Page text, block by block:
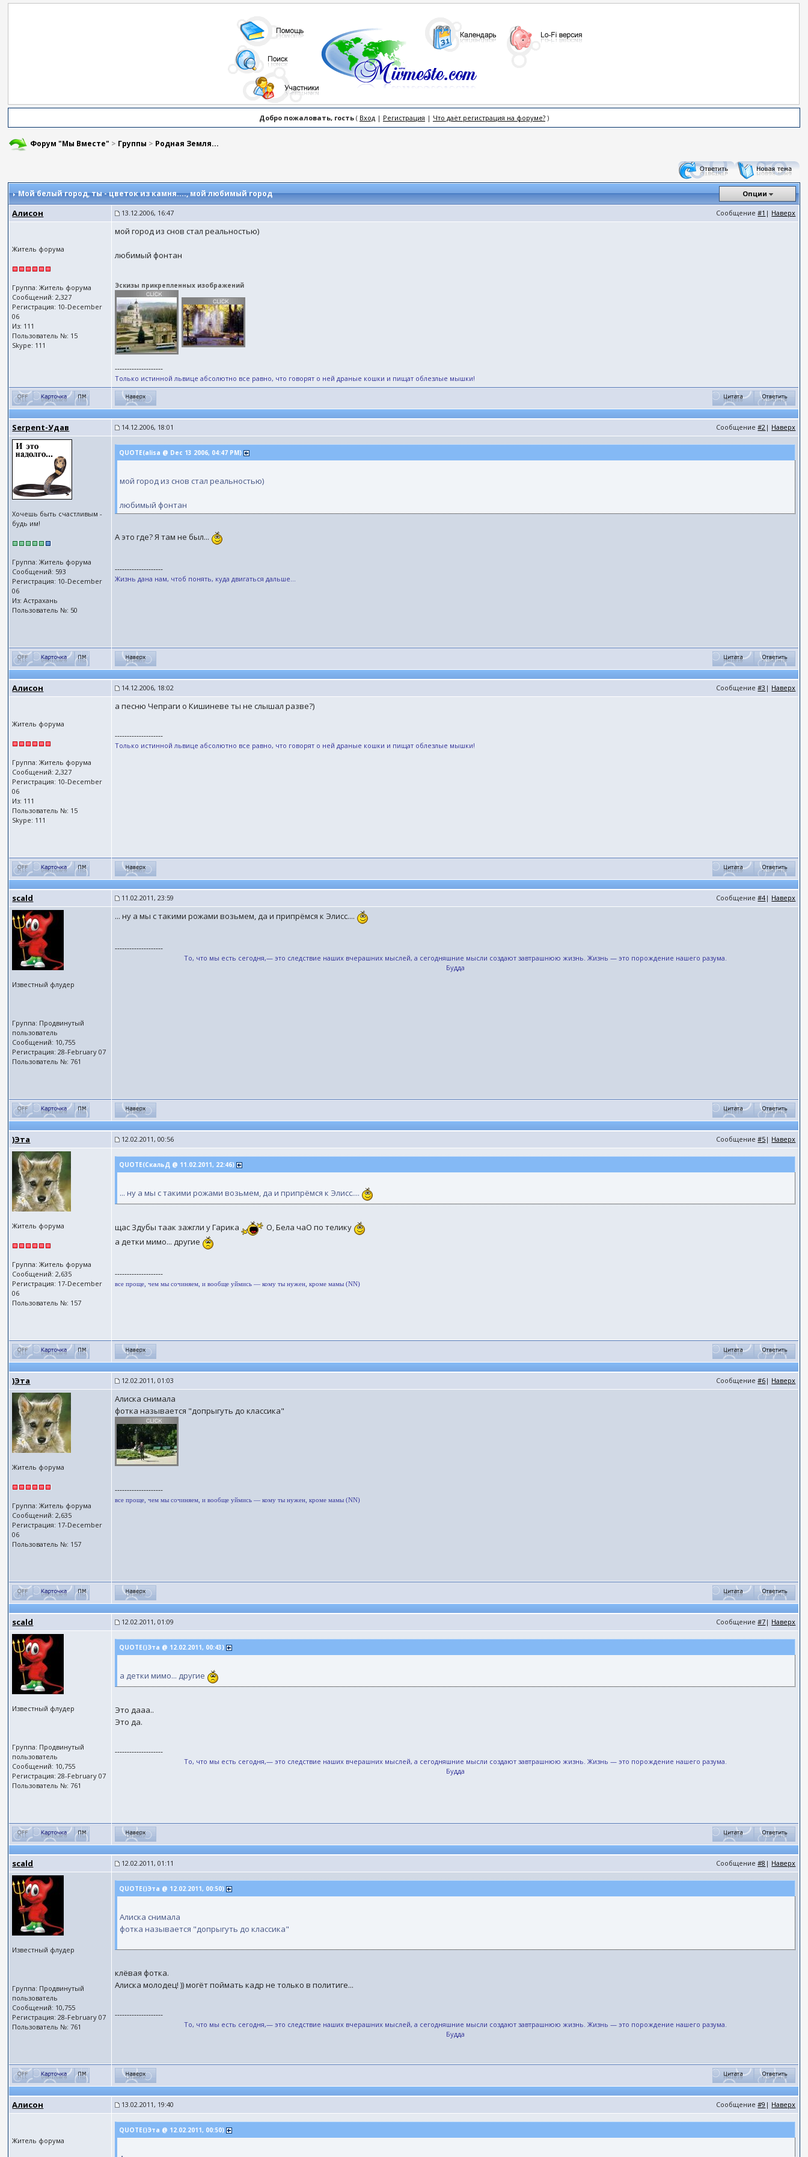
Добро пожаловать, гость( Вход| Регистрация | Что даёт регистрация на форуме?)
Форум "Мы Вместе" > Группы > Родная Земля...
Мой белый город, ты - цветок из камня...., мой любимый город Опции
Алисон 13.12.2006, 16:47 Сообщение#1 | Наверх
Житель форума
Группа: Житель форума
Сообщений: 2,327
Регистрация: 10-December
06
Из: 111
Пользователь №: 15
Skype: 111
мой город из снов стал реальностью)
любимый фонтан
Эскизы прикрепленных изображений
--------------------
Только истинной львице абсолютно все равно, что говорят о ней драные кошки и пищат облезлые мышки! ​ ​
Serpent-Удав 14.12.2006, 18:01 Сообщение#2 | Наверх
Хочешь быть счастливым -
будь им!
Группа: Житель форума
Сообщений: 593
Регистрация: 10-December
06
Из: Астрахань
Пользователь №: 50
QUOTE(alisa @ Dec 13 2006, 04:47 PM)
мой город из снов стал реальностью)
любимый фонтан
А это где? Я там не был...
--------------------
Жизнь дана нам, чтоб понять, куда двигаться дальше...
Алисон 14.12.2006, 18:02 Сообщение#3 | Наверх
Житель форума
Группа: Житель форума
Сообщений: 2,327
Регистрация: 10-December
06
Из: 111
Пользователь №: 15
Skype: 111
а песню Чепраги о Кишиневе ты не слышал разве?)
--------------------
Только истинной львице абсолютно все равно, что говорят о ней драные кошки и пищат облезлые мышки! ​ ​
scald 11.02.2011, 23:59 Сообщение#4| Наверх
Известный флудер
Группа: Продвинутый
пользователь
Сообщений: 10,755
Регистрация: 28-February 07
Пользователь №: 761
... ну а мы с такими рожами возьмем, да и припрёмся к Элисс....
--------------------
То, что мы есть сегодня,— это следствие наших вчерашних мыслей, а сегодняшние мысли создают завтрашнюю жизнь. Жизнь — это порождение нашего разума.
Будда
)Эта 12.02.2011, 00:56 Сообщение#5 | Наверх
Житель форума
Группа: Житель форума
Сообщений: 2,635
Регистрация: 17-December
06
Пользователь №: 157
QUOTE(СкальД @ 11.02.2011, 22:46)
... ну а мы с такими рожами возьмем, да и припрёмся к Элисс....
щас Здубы таак зажгли у Гарика
О, Бела чаО по телику
а детки мимо... другие
--------------------
все проще, чем мы сочиняем, и вообще уймись — кому ты нужен, кроме мамы (NN)
)Эта 12.02.2011, 01:03 Сообщение#6 | Наверх
Житель форума
Группа: Житель форума
Сообщений: 2,635
Регистрация: 17-December
06
Пользователь №: 157
Алиска снимала
фотка называется "допрыгуть до классика"
--------------------
все проще, чем мы сочиняем, и вообще уймись — кому ты нужен, кроме мамы (NN)
scald 12.02.2011, 01:09 Сообщение#7 | Наверх
Известный флудер
Группа: Продвинутый
пользователь
Сообщений: 10,755
Регистрация: 28-February 07
Пользователь №: 761
QUOTE()Эта @ 12.02.2011, 00:43)
а детки мимо... другие
Это дааа..
Это да.
--------------------
То, что мы есть сегодня,— это следствие наших вчерашних мыслей, а сегодняшние мысли создают завтрашнюю жизнь. Жизнь — это порождение нашего разума.
Будда
scald 12.02.2011, 01:11 Сообщение#8 | Наверх
Известный флудер
Группа: Продвинутый
пользователь
Сообщений: 10,755
Регистрация: 28-February 07
Пользователь №: 761
QUOTE()Эта @ 12.02.2011, 00:50)
Алиска снимала
фотка называется "допрыгуть до классика"
клёвая фотка.
Алиска молодец! )) могёт поймать кадр не только в политиге...
--------------------
То, что мы есть сегодня,— это следствие наших вчерашних мыслей, а сегодняшние мысли создают завтрашнюю жизнь. Жизнь — это порождение нашего разума.
Будда
Алисон 13.02.2011, 19:40 Сообщение#9 | Наверх
Житель форума
QUOTE()Эта @ 12.02.2011, 00:50)